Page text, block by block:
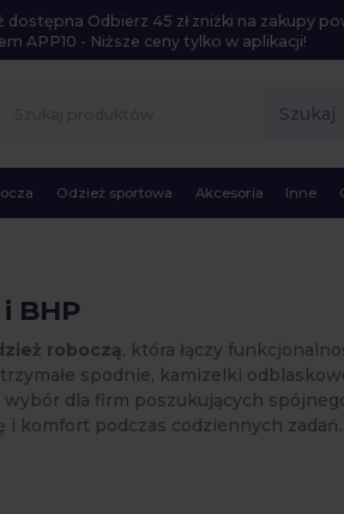
dostępna Odbierz 45 zł zniżki na zakupy
APP10 - Niższe ceny tylko w aplikacji!
Szukaj
Odzież sportowa Akcesoria Inne
BHP
roboczą, która łączy
spodnie, kamizelki
dla firm poszukujących
komfort podczas codziennych zadań.